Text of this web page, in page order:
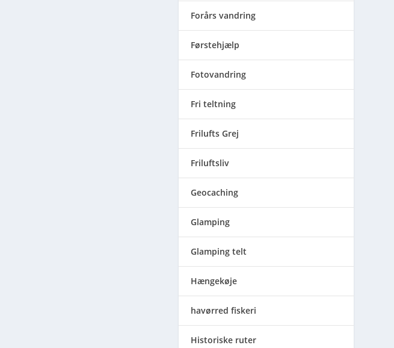
Forårs vandring
Førstehjælp
Fotovandring
Fri teltning
Frilufts Grej
Friluftsliv
Geocaching
Glamping
Glamping telt
Hængekøje
havørred fiskeri
Historiske ruter